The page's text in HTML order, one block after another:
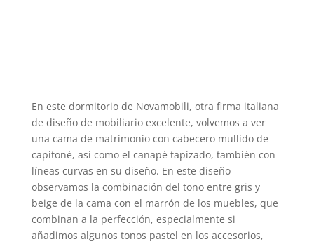
En este dormitorio de Novamobili, otra firma italiana
de diseño de mobiliario excelente, volvemos a ver
una cama de matrimonio con cabecero mullido de
capitoné, así como el canapé tapizado, también con
líneas curvas en su diseño. En este diseño
observamos la combinación del tono entre gris y
beige de la cama con el marrón de los muebles, que
combinan a la perfección, especialmente si
añadimos algunos tonos pastel en los accesorios,